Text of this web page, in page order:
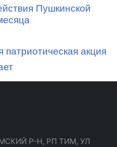
Пушкинской
акция
Р-Н, РП ТИМ, УЛ